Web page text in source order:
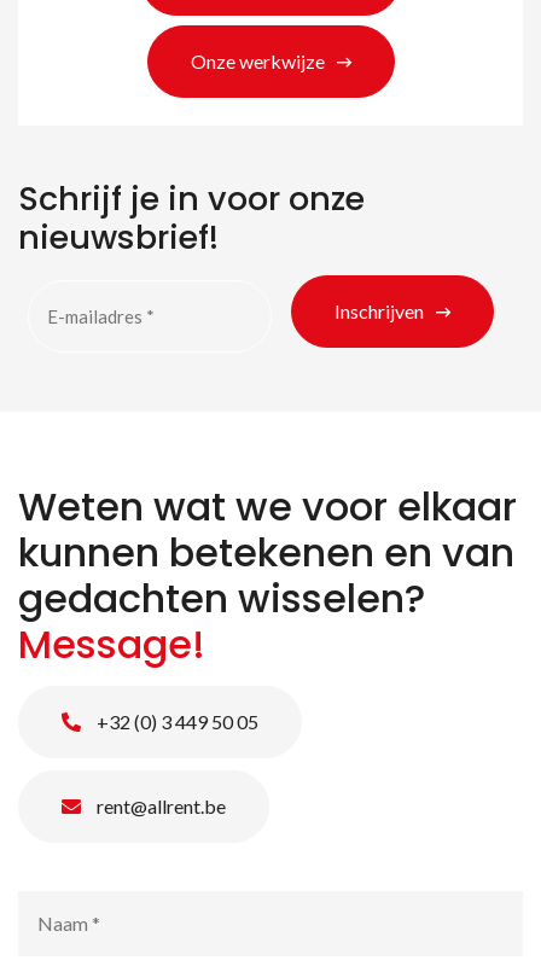
Onze werkwijze
Schrijf je in voor onze
nieuwsbrief!
Inschrijven
Weten wat we voor elkaar
kunnen betekenen en van
gedachten wisselen?
Message!
+32 (0) 3 449 50 05
rent@allrent.be
Zoeken naar producten